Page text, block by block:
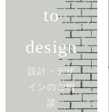
to
design
設計・デザ
インのご相
談